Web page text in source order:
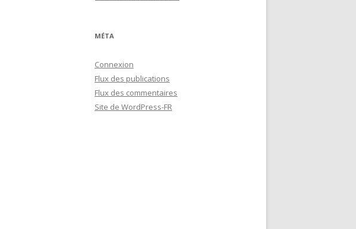
MÉTA
Connexion
Flux des publications
Flux des commentaires
Site de WordPress-FR